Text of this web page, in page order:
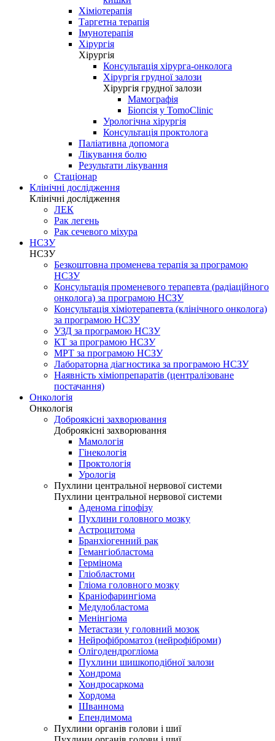
Хіміотерапія
Таргетна терапія
Імунотерапія
Хірургія
Хірургія
Консультація хірурга-онколога
Хірургія грудної залози
Хірургія грудної залози
Мамографія
Біопсія у TomoClinic
Урологічна хірургія
Консультація проктолога
Паліативна допомога
Лікування болю
Результати лікування
Стаціонар
Клінічні дослідження
Клінічні дослідження
ЛЕК
Рак легень
Рак сечевого міхура
НСЗУ
НСЗУ
Безкоштовна променева терапія за програмою
НСЗУ
Консультація променевого терапевта (радіаційного
онколога) за програмою НСЗУ
Консультація хіміотерапевта (клінічного онколога)
за програмою НСЗУ
УЗД за програмою НСЗУ
КТ за програмою НСЗУ
МРТ за програмою НСЗУ
Лабораторна діагностика за програмою НСЗУ
Наявність хіміопрепаратів (централізоване
постачання)
Онкологія
Онкологія
Доброякісні захворювання
Доброякісні захворювання
Мамологія
Гінекологія
Проктологія
Урологія
Пухлини центральної нервової системи
Пухлини центральної нервової системи
Аденома гіпофізу
Пухлини головного мозку
Астроцитома
Бранхіогенний рак
Гемангіобластома
Гермінома
Гліобластоми
Гліома головного мозку
Краніофарингіома
Медулобластома
Менінгіома
Метастази у головний мозок
Нейрофіброматоз (нейрофіброми)
Олігодендрогліома
Пухлини шишкоподібної залози
Хондрома
Хондросаркома
Хордома
Шваннома
Епендимома
Пухлини органів голови і шиї